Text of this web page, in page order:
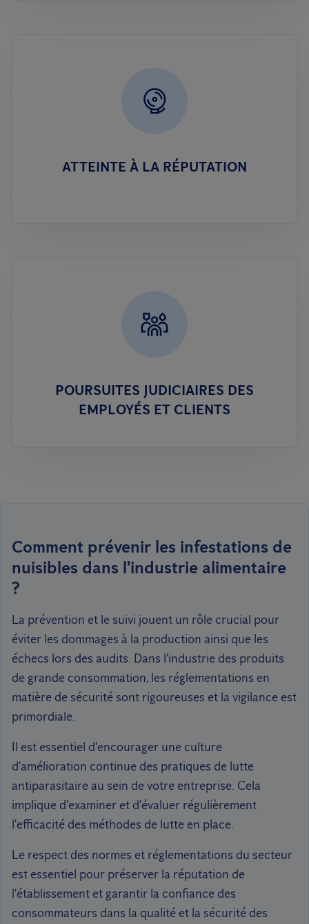
ATTEINTE À LA RÉPUTATION
POURSUITES JUDICIAIRES DES
EMPLOYÉS ET CLIENTS
Comment prévenir les infestations de
nuisibles dans l'industrie alimentaire
?
La prévention et le suivi jouent un rôle crucial pour
éviter les dommages à la production ainsi que les
échecs lors des audits. Dans l'industrie des produits
de grande consommation, les réglementations en
matière de sécurité sont rigoureuses et la vigilance est
primordiale.
Il est essentiel d'encourager une culture
d'amélioration continue des pratiques de lutte
antiparasitaire au sein de votre entreprise. Cela
implique d'examiner et d'évaluer régulièrement
l'efficacité des méthodes de lutte en place.
Le respect des normes et réglementations du secteur
est essentiel pour préserver la réputation de
l'établissement et garantir la confiance des
consommateurs dans la qualité et la sécurité des